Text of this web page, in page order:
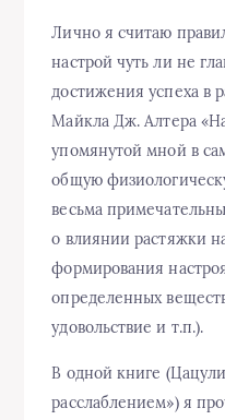
Лично я считаю
настрой чуть ли не
достижения успеха в
Майкла Дж. Алтера
упомянутой мной в
общую
весьма
о влиянии растяжки
формирования
определенных
удовольствие и т.п.).
В одной книге
расслаблением») я